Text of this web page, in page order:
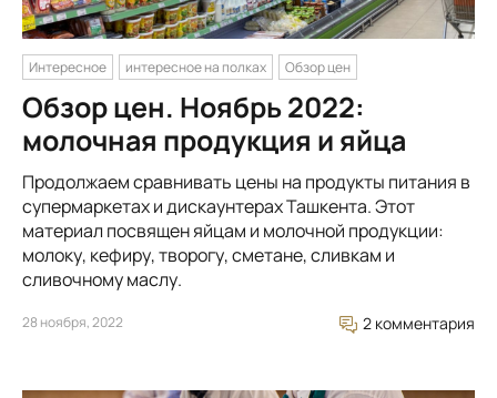
Интересное интересное на полках Обзор цен
Обзор цен. Ноябрь 2022:
молочная продукция и яйца
Продолжаем сравнивать цены на продукты питания в
супермаркетах и дискаунтерах Ташкента. Этот
материал посвящен яйцам и молочной продукции:
молоку, кефиру, творогу, сметане, сливкам и
сливочному маслу.
28 ноября, 2022 2 комментария